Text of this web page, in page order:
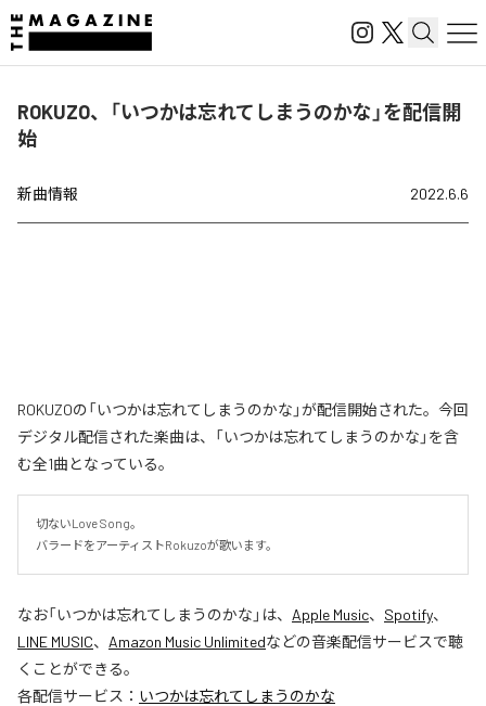
ROKUZO、「いつかは忘れてしまうのかな」を配信開
始
新曲情報 2022.6.6
ROKUZOの「いつかは忘れてしまうのかな」が配信開始された。今回
デジタル配信された楽曲は、「いつかは忘れてしまうのかな」を含
む全1曲となっている。
切ないLove Song。
バラードをアーティストRokuzoが歌います。
なお「いつかは忘れてしまうのかな 」は、 Apple Music、 Spotify、
LINE MUSIC、 Amazon Music Unlimitedなどの音楽配信サービスで聴
くことができる。
各配信サービス： いつかは忘れてしまうのかな